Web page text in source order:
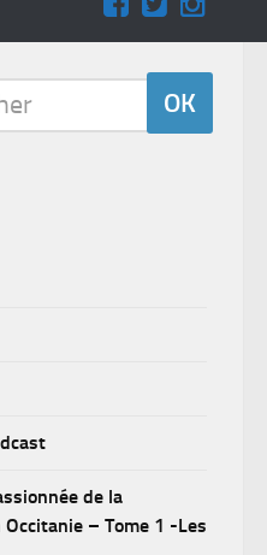
de la
– Tome 1 -Les